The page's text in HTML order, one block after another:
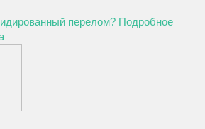
перелом? Подробное